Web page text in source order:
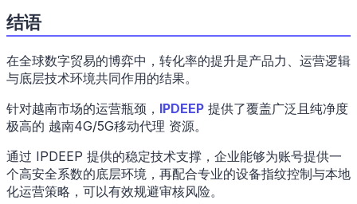
结语
在全球数字贸易的博弈中，转化率的提升是产品力、运营逻辑
与底层技术环境共同作用的结果。
针对越南市场的运营瓶颈， IPDEEP 提供了覆盖广泛且纯净度
极高的 越南4G/5G移动代理 资源。
通过 IPDEEP 提供的稳定技术支撑，企业能够为账号提供一
个高安全系数的底层环境，再配合专业的设备指纹控制与本地
化运营策略，可以有效规避审核风险。